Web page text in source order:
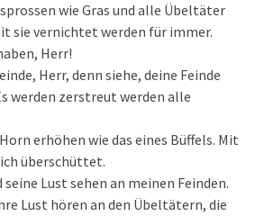
wie Gras und alle Übeltäter
sie vernichtet werden für immer.
Herr!
Herr, denn siehe, deine Feinde
werden zerstreut werden alle
erhöhen wie das eines Büffels. Mit
überschüttet.
seine Lust sehen an meinen Feinden.
Lust hören an den Übeltätern, die